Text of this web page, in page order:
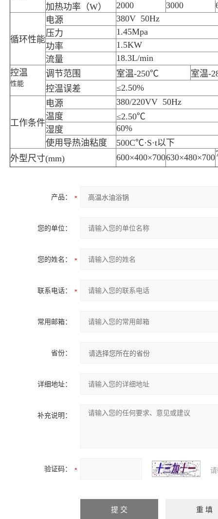
加热功率（W）
2000 3000
循环性能
电源
380V 50Hz
压力
1.45Mpa
功率
1.5KW
流量
18.3L/min
控温
性能
调节范围 室温-250℃
室温-
控温误差
≤2.50%
工作条件
电源
380/220VV 50Hz
温度
≤2.50℃
湿度
60%
使用导热油粘度
500C℃·S·t以下
外型尺寸(mm)
600×400×700630×480×700
产品：
您的单位：
您的姓名：
联系电话：
常用邮箱：
省份：
详细地址：
补充说明：
验证码：